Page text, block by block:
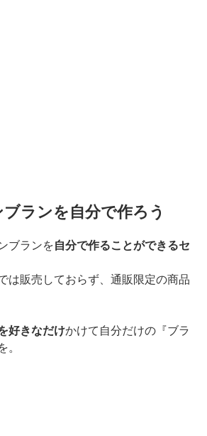
ランを自分で作ろう
ブランを自分で作ることができるセ
は販売しておらず、通販限定の商品
好きなだけかけて自分だけの『ブラ